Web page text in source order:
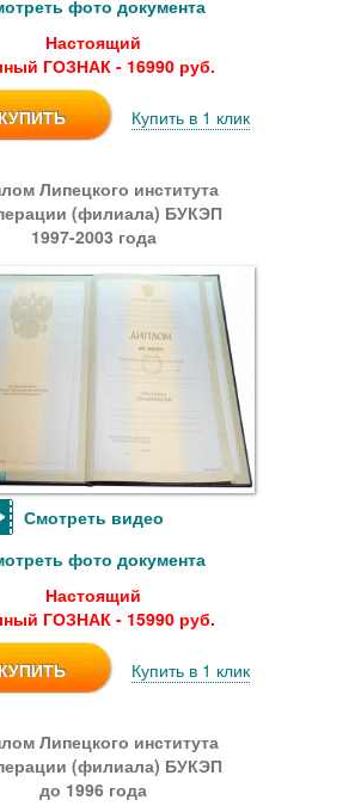
фото документа
Настоящий
ГОЗНАК - 16990 руб.
Купить в 1 клик
Липецкого института
(филиала) БУКЭП
1997-2003 года
Смотреть видео
фото документа
Настоящий
ГОЗНАК - 15990 руб.
Купить в 1 клик
Липецкого института
(филиала) БУКЭП
до 1996 года